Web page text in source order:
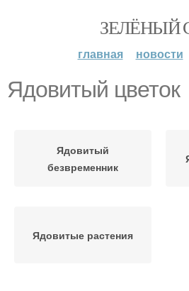
ЗЕЛЁНЫЙ
главная новости
Ядовитый цветок
Ядовитый
безвременник
Ядовитые растения